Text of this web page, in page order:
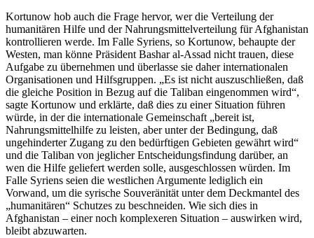
Kortunow hob auch die Frage hervor, wer die Verteilung der
humanitären Hilfe und der Nahrungsmittelverteilung für Afghanistan
kontrollieren werde. Im Falle Syriens, so Kortunow, behaupte der
Westen, man könne Präsident Bashar al-Assad nicht trauen, diese
Aufgabe zu übernehmen und überlasse sie daher internationalen
Organisationen und Hilfsgruppen. „Es ist nicht auszuschließen, daß
die gleiche Position in Bezug auf die Taliban eingenommen wird“,
sagte Kortunow und erklärte, daß dies zu einer Situation führen
würde, in der die internationale Gemeinschaft „bereit ist,
Nahrungsmittelhilfe zu leisten, aber unter der Bedingung, daß
ungehinderter Zugang zu den bedürftigen Gebieten gewährt wird“
und die Taliban von jeglicher Entscheidungsfindung darüber, an
wen die Hilfe geliefert werden solle, ausgeschlossen würden. Im
Falle Syriens seien die westlichen Argumente lediglich ein
Vorwand, um die syrische Souveränität unter dem Deckmantel des
„humanitären“ Schutzes zu beschneiden. Wie sich dies in
Afghanistan – einer noch komplexeren Situation – auswirken wird,
bleibt abzuwarten.